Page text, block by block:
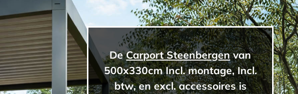
DeCarport Steenbergenvan
500x330cm Incl. montage, Incl.
btw, en excl. accessoires is